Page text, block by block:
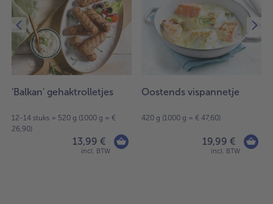
'Balkan' gehaktrolletjes
12-14 stuks = 520 g (1000 g = €
26,90)
13,99 €
incl. BTW
Oostends vispannetje
420 g (1000 g = € 47,60)
19,99 €
incl. BTW